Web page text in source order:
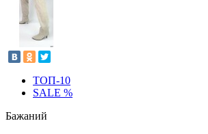
ТОП-10
SALE %
Бажаний